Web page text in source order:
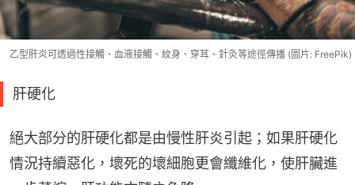
乙型肝炎可透過性接觸、血液接觸、紋身、穿耳、針灸等途徑傳播 (圖片: FreePik)
肝硬化
絕大部分的肝硬化都是由慢性肝炎引起；如果肝硬化
情況持續惡化，壞死的壞細胞更會纖維化，使肝臟進